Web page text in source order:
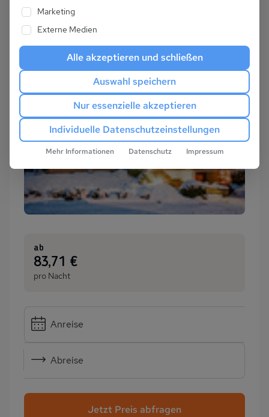
ab
:83,71 €
pro Nacht
Anreise
Abreise
Jetzt Preis abfragen
Marketing
Externe Medien
Alle akzeptieren und schließen
Auswahl speichern
Nur essenzielle akzeptieren
Individuelle Datenschutzeinstellungen
Mehr Informationen Datenschutz Impressum